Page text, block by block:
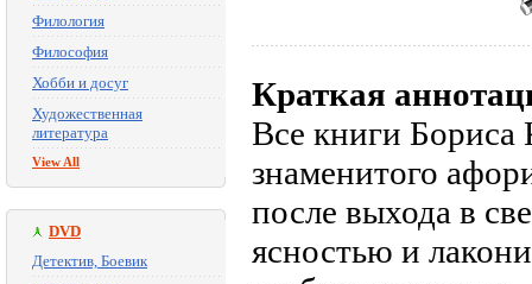
Филология
Философия
Хобби и досуг
Художественная
литература
View All
DVD
Детектив, Боевик
Краткая
Все книги Бориса
знаменитого
после выхода в
ясностью и